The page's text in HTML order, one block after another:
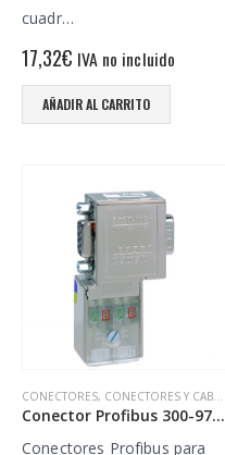
cuadr…
17,32€ IVA no incluido
AÑADIR AL CARRITO
CONECTORES, CONECTORES Y CABLES
Conector Profibus 300-972-BB6000
Conectores Profibus para